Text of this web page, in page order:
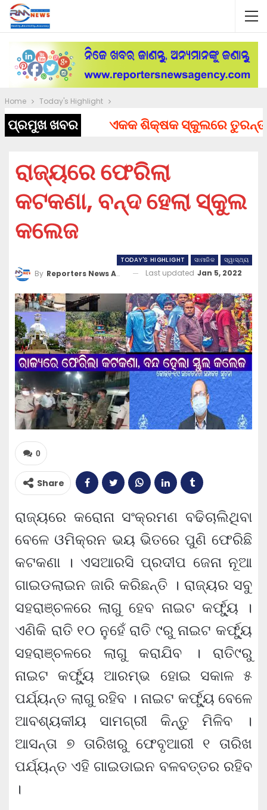
Home Today's Highlight
ପ୍ରମୁଖ ଖବର ଏକକ ଶିକ୍ଷକ ସ୍କୁଲରେ ତୁରନ୍ତ
ରାଜ୍ୟରେ ଫେରିଲା
କଟକଣା, ବନ୍ଦ ହେଲା ସ୍କୁଲ
କଲେଜ
TODAY'S HIGHLIGHT ସାମାଜିକ ସ୍ୱାସ୍ଥ୍ୟ
By Reporters News Agency Last updated Jan 5, 2022
0
Share
ରାଜ୍ୟରେ କରୋନା ସଂକ୍ରମଣ ବଢିଚାଲିଥିବା
ବେଳେ ଓମିକ୍ରନ ଭୟ ଭିତରେ ପୁଣି ଫେରିଛି
କଟକଣା । ଏସଆରସି ପ୍ରଦୀପ ଜେନା ନୂଆ
ଗାଇଡଲାଇନ ଜାରି କରିଛନ୍ତି । ରାଜ୍ୟର ସବୁ
ସହରାଞ୍ଚଳରେ ଲାଗୁ ହେବ ନାଇଟ କର୍ଫ୍ୟୁ ।
ଏଣିକି ରାତି ୧୦ ନୁହେଁ ରାତି ୯ରୁ ନାଇଟ କର୍ଫ୍ୟୁ
ସହରାଞ୍ଚଳରେ ଲାଗୁ କରାଯିବ । ରାତି୯ରୁ
ନାଇଟ କର୍ଫ୍ୟୁ ଆରମ୍ଭ ହୋଇ ସକାଳ ୫
ପର୍ଯ୍ୟନ୍ତ ଲାଗୁ ରହିବ । ନାଇଟ କର୍ଫ୍ୟୁ ବେଳେ
ଆବଶ୍ୟକୀୟ ସାମଗ୍ରୀ କିନ୍ତୁ ମିଳିବ ।
ଆସନ୍ତା ୭ ତାରିଖରୁ ‌ଫେବୃଆରୀ ୧ ତାରିଖ
ପର୍ଯ୍ୟନ୍ତ ଏହି ଗାଇଡାଇନ ବଳବତ୍ତର ରହିବ
।